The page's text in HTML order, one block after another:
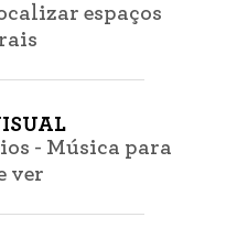
espaços
- Música para
ver